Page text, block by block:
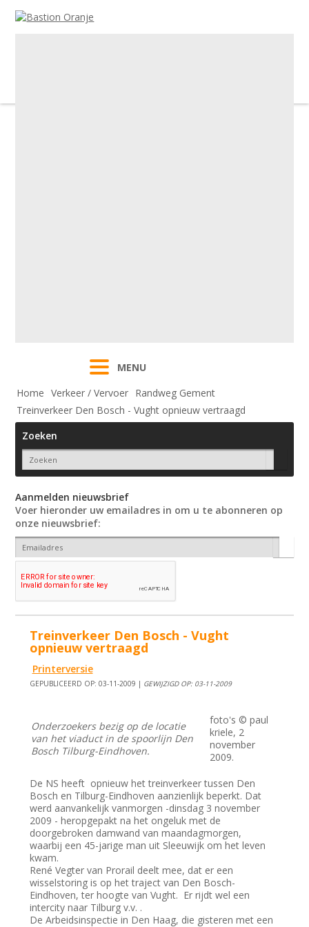
MENU
Home Verkeer / Vervoer Randweg Gement
Treinverkeer Den Bosch - Vught opnieuw vertraagd
Zoeken
Aanmelden nieuwsbrief
Voer hieronder uw emailadres in om u te abonneren op
onze nieuwsbrief:
Treinverkeer Den Bosch - Vught
opnieuw vertraagd
Printerversie
GEPUBLICEERD OP: 03-11-2009 | GEWIJZIGD OP: 03-11-2009
Onderzoekers bezig op de locatie
van het viaduct in de spoorlijn Den
Bosch Tilburg-Eindhoven.
foto's © paul
kriele, 2
november
2009.
De NS heeft opnieuw het treinverkeer tussen Den
Bosch en Tilburg-Eindhoven aanzienlijk beperkt. Dat
werd aanvankelijk vanmorgen -dinsdag 3 november
2009 - heropgepakt na het ongeluk met de
doorgebroken damwand van maandagmorgen,
waarbij een 45-jarige man uit Sleeuwijk om het leven
kwam.
René Vegter van Prorail deelt mee, dat er een
wisselstoring is op het traject van Den Bosch-
Eindhoven, ter hoogte van Vught. Er rijdt wel een
intercity naar Tilburg v.v. .
De Arbeidsinspectie in Den Haag, die gisteren met een